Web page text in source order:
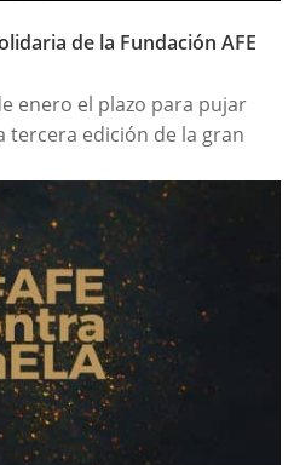
de la Fundación AFE
enero el plazo para pujar
edición de la gran